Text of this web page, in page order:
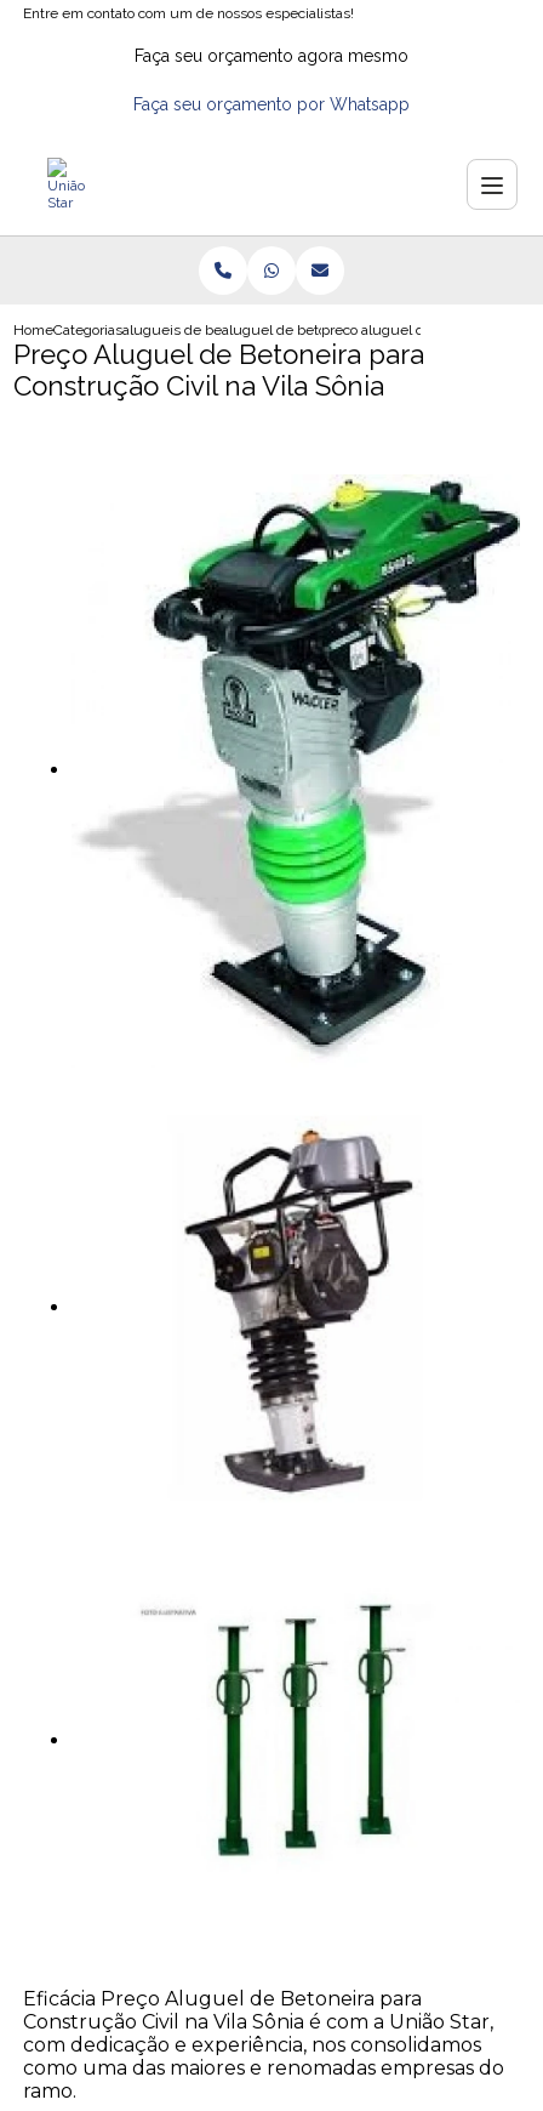
Entre em contato com um de nossos especialistas!
Faça seu orçamento agora mesmo
Faça seu orçamento por Whatsapp
HomeCategoriasalugueis de betoneirasaluguel de betoneira em sao caetano
preco aluguel de betoneira para
Preço Aluguel de Betoneira para
Construção Civil na Vila Sônia
Eficácia Preço Aluguel de Betoneira para
Construção Civil na Vila Sônia é com a União Star,
com dedicação e experiência, nos consolidamos
como uma das maiores e renomadas empresas do
ramo.